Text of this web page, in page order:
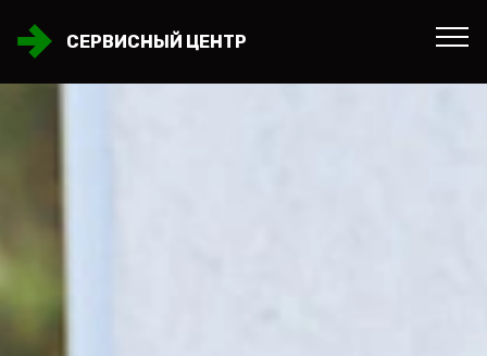
СЕРВИСНЫЙ ЦЕНТР